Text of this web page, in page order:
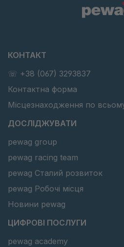
КОНТАКТ
☏ +38 (067) 3293837
Контактна форма
Місцезнаходження по
ДОСЛІДЖУВАТИ
pewag group
pewag racing team
pewag Сталий розвиток
pewag Робочі місця
Новини pewag
ЦИФРОВІ ПОСЛУГИ
pewag academy